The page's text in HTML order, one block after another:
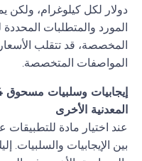
دولار لكل كيلوغرام، ولكن
المورد والمتطلبات
المخصصة، قد تتقلب
المواصفات المتخصصة.
المعدنية الأخرى
عند اختيار مادة للتطبيقات